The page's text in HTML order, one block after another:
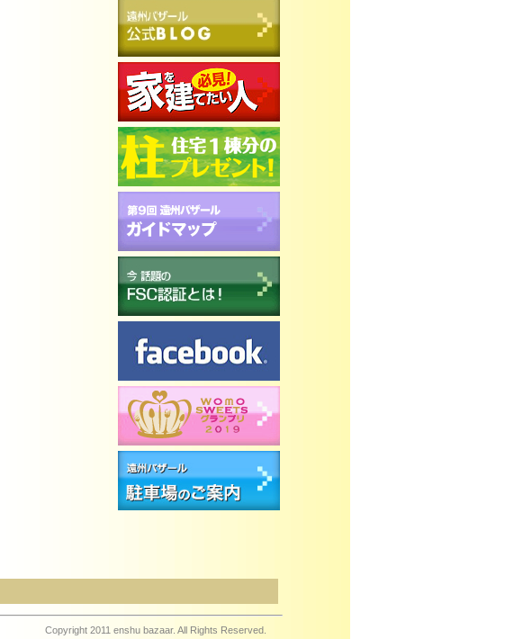
Copyright 2011 enshu bazaar. All Rights Reserved.